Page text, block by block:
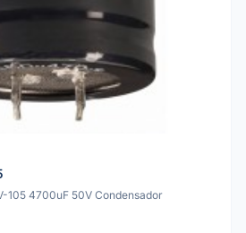
105 4700uF 50V Condensador